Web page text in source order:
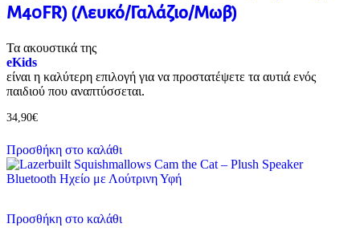
M40FR) (Λευκό/Γαλάζιο/Μωβ)
Τα ακουστικά της
eKids
είναι η καλύτερη επιλογή για να προστατέψετε τα αυτιά ενός
παιδιού που αναπτύσσεται.
34,90€
Προσθήκη στο καλάθι
Προσθήκη στο καλάθι